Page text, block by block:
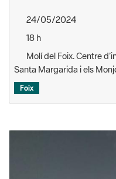
24/05/2024
18 h
Molí del Foix. Centre
Santa Margarida i els
Foix